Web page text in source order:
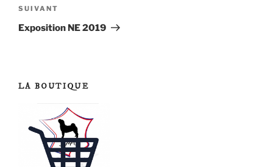
Article
suivant
SUIVANT
Exposition NE 2019
LA BOUTIQUE